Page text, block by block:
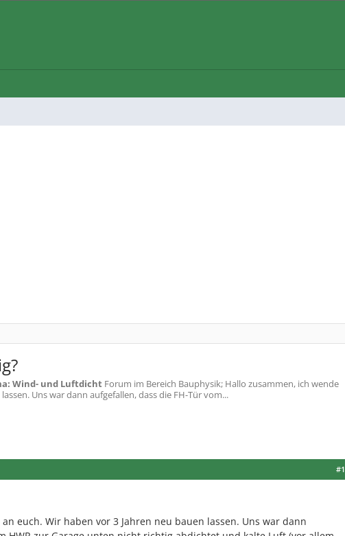
Wind- und Luftdicht Forum im Bereich Bauphysik; Hallo zusammen, ich wende
Uns war dann aufgefallen, dass die FH-Tür vom...
#1
euch. Wir haben vor 3 Jahren neu bauen lassen. Uns war dann